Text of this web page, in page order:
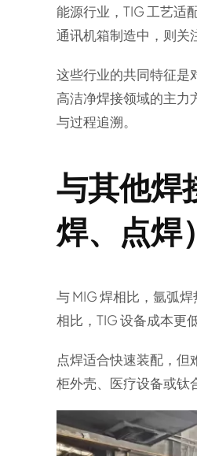
能源行业，TIG 工艺适
通讯机箱制造中，则关
这些行业的共同特征是
高洁净焊接领域的主力
与过程追溯。
与其他焊
焊、点焊）
与 MIG 焊相比，氩弧
相比，TIG 设备成本更
点焊适合快速装配，
柜外壳、医疗设备或钛